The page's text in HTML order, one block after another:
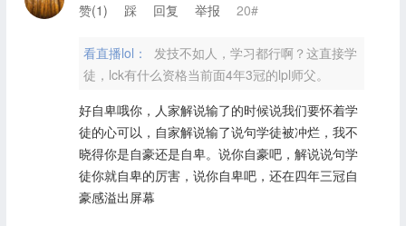
赞(1) 踩 回复 举报 20#
看直播lol：
发技不如人，学习都行啊？这直接学
徒，lck有什么资格当前面4年3冠的lpl师父。
好自卑哦你，人家解说输了的时候说我们要怀着学
徒的心可以，自家解说输了说句学徒被冲烂，我不
晓得你是自豪还是自卑。说你自豪吧，解说说句学
徒你就自卑的厉害，说你自卑吧，还在四年三冠自
豪感溢出屏幕